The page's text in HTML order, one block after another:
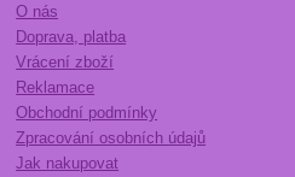
O nás
Doprava, platba
Vrácení zboží
Reklamace
Obchodní podmínky
Zpracování osobních údajů
Jak nakupovat